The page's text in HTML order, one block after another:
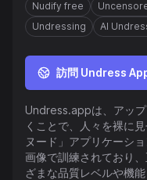
Nudify free
Undressing
AI
訪問 Undress
Undress.appは、アッ
くことで、人々を裸に
ヌード」アプリケーシ
画像で訓練されており
ざまな品質レベルや機